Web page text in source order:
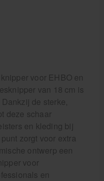
voor EHBO en
van 18 cm is
de sterke,
deze schaar
en kleding bij
zorgt voor extra
ontwerp een
voor
en